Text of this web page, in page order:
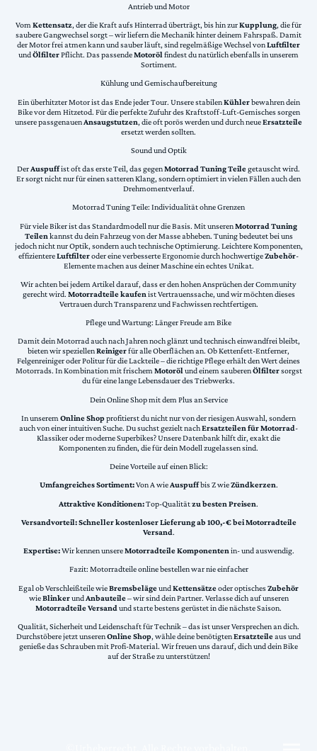
Antrieb und Motor
VomKettensatz, der die Kraft aufs Hinterrad überträgt, bis hin zurKupplung, die für
saubere Gangwechsel sorgt – wir liefern die Mechanik hinter deinem Fahrspaß. Damit
der Motor frei atmen kann und sauber läuft, sind regelmäßige Wechsel vonLuftfilter
undÖlfilterPflicht. Das passendeMotorölfindest du natürlich ebenfalls in unserem
Sortiment.
Kühlung und Gemischaufbereitung
Ein überhitzter Motor ist das Ende jeder Tour. Unsere stabilenKühlerbewahren dein
Bike vor dem Hitzetod. Für die perfekte Zufuhr des Kraftstoff-Luft-Gemisches sorgen
unsere passgenauenAnsaugstutzen, die oft porös werden und durch neueErsatzteile
ersetzt werden sollten.
Sound und Optik
DerAuspuffist oft das erste Teil, das gegenMotorrad Tuning Teilegetauscht wird.
Er sorgt nicht nur für einen satteren Klang, sondern optimiert in vielen Fällen auch den
Drehmomentverlauf.
Motorrad Tuning Teile: Individualität ohne Grenzen
Für viele Biker ist das Standardmodell nur die Basis. Mit unserenMotorrad Tuning
Teilen kannst du dein Fahrzeug von der Masse abheben. Tuning bedeutet bei uns
jedoch nicht nur Optik, sondern auch technische Optimierung. Leichtere Komponenten,
effizientereLuftfilteroder eine verbesserte Ergonomie durch hochwertigeZubehör-
Elemente machen aus deiner Maschine ein echtes Unikat.
Wir achten bei jedem Artikel darauf, dass er den hohen Ansprüchen der Community
gerecht wird. Motorradteile kaufen ist Vertrauenssache, und wir möchten dieses
Vertrauen durch Transparenz und Fachwissen rechtfertigen.
Pflege und Wartung: Länger Freude am Bike
Damit dein Motorrad auch nach Jahren noch glänzt und technisch einwandfrei bleibt,
bieten wir speziellenReinigerfür alle Oberflächen an. Ob Kettenfett-Entferner,
Felgenreiniger oder Politur für die Lackteile – die richtige Pflege erhält den Wert deines
Motorrads. In Kombination mit frischemMotorölund einem sauberenÖlfiltersorgst
du für eine lange Lebensdauer des Triebwerks.
Dein Online Shop mit dem Plus an Service
In unserem Online Shopprofitierst du nicht nur von der riesigen Auswahl, sondern
auch von einer intuitiven Suche. Du suchst gezielt nachErsatzteilen für Motorrad-
Klassiker oder moderne Superbikes? Unsere Datenbank hilft dir, exakt die
Komponenten zu finden, die für dein Modell zugelassen sind.
Deine Vorteile auf einen Blick:
Umfangreiches Sortiment:Von A wieAuspuffbis Z wieZündkerzen.
Attraktive Konditionen:Top-Qualitätzu besten Preisen.
Versandvorteil:Schneller kostenloser Lieferung ab 100,-€ bei Motorradteile
Versand.
Expertise:Wir kennen unsereMotorradteile Komponentenin- und auswendig.
Fazit: Motorradteile online bestellen war nie einfacher
Egal ob Verschleißteile wieBremsbelägeundKettensätzeoder optischesZubehör
wieBlinkerundAnbauteile– wir sind dein Partner. Verlasse dich auf unseren
Motorradteile Versand und starte bestens gerüstet in die nächste Saison.
Qualität, Sicherheit und Leidenschaft für Technik – das ist unser Versprechen an dich.
Durchstöbere jetzt unserenOnline Shop, wähle deine benötigtenErsatzteileaus und
genieße das Schrauben mit Profi-Material. Wir freuen uns darauf, dich und dein Bike
auf der Straße zu unterstützen!